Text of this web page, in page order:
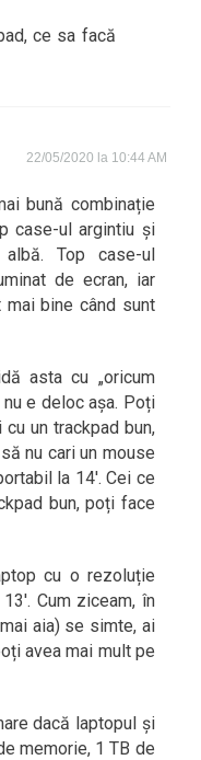
ce sa facă
22/05/2020 la 10:44 AM
bună combinație
case-ul argintiu și
Top case-ul
de ecran, iar
bine când sunt
asta cu „oricum
e deloc așa. Poți
un trackpad bun,
nu cari un mouse
la 14′. Cei ce
bun, poți face
cu o rezoluție
Cum ziceam, în
aia) se simte, ai
avea mai mult pe
dacă laptopul și
memorie, 1 TB de